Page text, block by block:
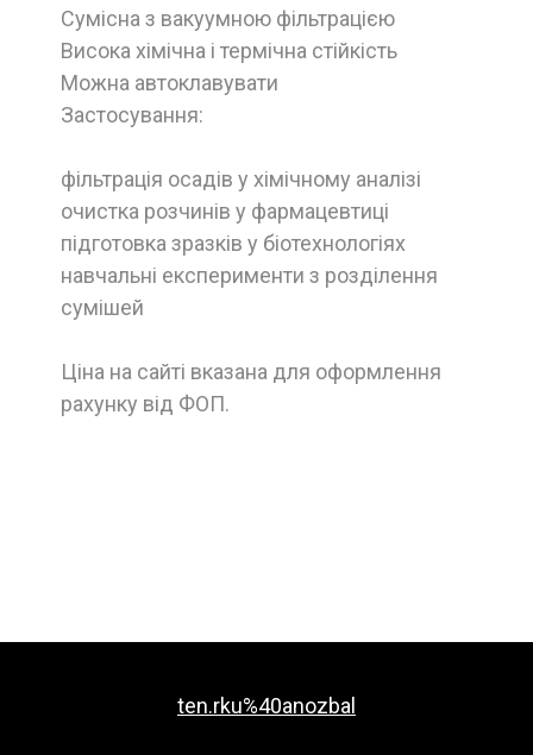
Сумісна з вакуумною фільтрацією
Висока хімічна і термічна стійкість
Можна автоклавувати
Застосування:
фільтрація осадів у хімічному аналізі
очистка розчинів у фармацевтиці
підготовка зразків у біотехнологіях
навчальні експерименти з розділення
сумішей
Ціна на сайті вказана для оформлення
рахунку від ФОП.
ten.rku%40anozbal